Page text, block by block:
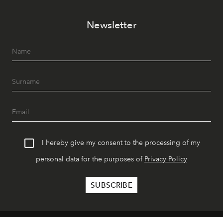
Newsletter
I hereby give my consent to the processing of my
personal data for the purposes of Privacy Policy